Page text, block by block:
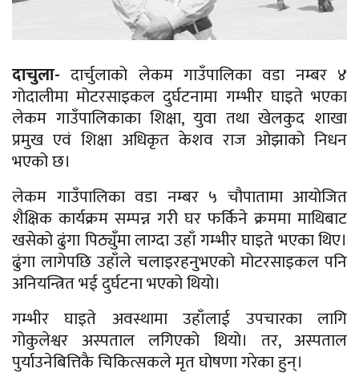
दाचुला- दार्चुलाको लेकम गाउँपालिका वडा नम्बर ४
गोदालीमा मोटरसाइकल दुर्घटनामा गम्भीर घाइते भएका
लेकम गाउँपालिकाका शिक्षा, युवा तथा खेलकुद शाखा
प्रमुख एवं शिक्षा अधिकृत केशव राज ओझाको निधन
भएको छ।
लेकम गाउँपालिका वडा नम्बर ५ चौपातामा आयोजित
शैक्षिक कार्यक्रम सम्पन्न गरी घर फर्किने क्रममा माथिबाट
खसेको ढुंगा पिठ्युँमा लाग्दा उहाँ गम्भीर घाइते भएका थिए।
ढुंगा लागेपछि उहाँले चलाइरहनुभएको मोटरसाइकल पनि
अनियन्त्रित भई दुर्घटना भएको थियो।
गम्भीर घाइते अवस्थामा उहाँलाई उपचारका लागि
गोकुलेश्वर अस्पताल लगिएको थियो। तर, अस्पताल
पुर्याउनेबित्तिकै चिकित्सकले मृत घोषणा गरेका हुन्।